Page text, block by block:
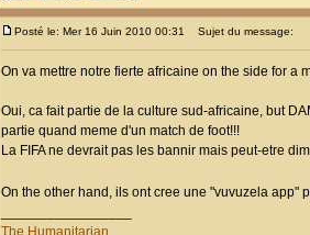
Posté le: Mer 16 Juin 2010 00:31 Sujet du message:
On va mettre notre fierte africaine on the side for a
Oui, ca fait partie de la culture sud-africaine, but
partie quand meme d'un match de foot!!!
La FIFA ne devrait pas les bannir mais peut-etre
On the other hand, ils ont cree une "vuvuzela app"
The Humanitarian